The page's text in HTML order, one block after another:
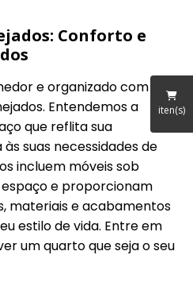
iten(s)
Conforto e
e organizado com
Entendemos a
que reflita sua
suas necessidades de
incluem móveis sob
e proporcionam
materiais e acabamentos
estilo de vida. Entre em
um quarto que seja o seu